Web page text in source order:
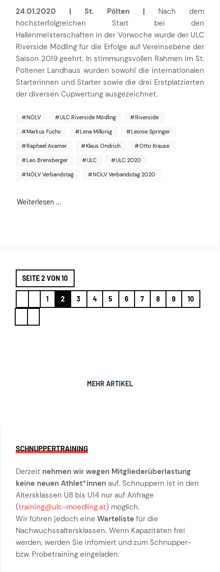
24.01.2020 | St. Pölten | Nach dem
höchsterfolgreichen Start bei den
Hallenmeisterschaften in der Vorwoche wurde der ULC
Riverside Mödling für die Erfolge auf Vereinsebene der
Saison 2019 geehrt. In stimmungsvollen Rahmen im St.
Pöltener Landhaus wurden sowohl die internationalen
Starterinnen und Starter sowie die drei Erstplatzierten
der diversen Cupwertung ausgezeichnet.
NÖLV ULC Riverside Mödling Riverside
Markus Fuchs Lena Millonig Leonie Springer
Raphael Asamer Klaus Ondrich Otto Krause
Leo Brensberger ULC ULC 2020
NÖLV Verbandstag NÖLV Verbandstag 2020
Weiterlesen …
SEITE 2 VON 10
1 2 3 4 5 6 7 8 9 10
MEHR ARTIKEL
SCHNUPPERTRAINING
Derzeit nehmen wir wegen Mitgliederüberlastung
keine neuen Athlet*innen auf. Schnuppern ist in den
Altersklassen U8 bis U14 nur auf Anfrage
(training@ulc-moedling.at) möglich.
Wir führen jedoch eine Warteliste für die
Nachwuchssaltersklassen. Wenn Kapazitäten frei
werden, werden Sie infomiert und zum Schnupper-
bzw. Probetraining eingeladen.